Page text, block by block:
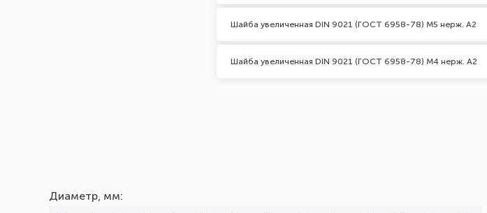
Шайба увеличенная DIN 9021 (ГОСТ 6958-78) М5 нерж. А2
Шайба увеличенная DIN 9021 (ГОСТ 6958-78) М4 нерж. А2
Диаметр, мм: